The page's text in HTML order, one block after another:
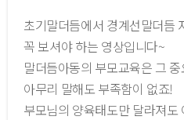
초기말더듬에서 경계선말더듬
꼭 보셔야 하는 영상입니다~
말더듬아동의 부모교육은 그
아무리 말해도 부족함이 없죠!
부모님의 양육태도만 달라져도